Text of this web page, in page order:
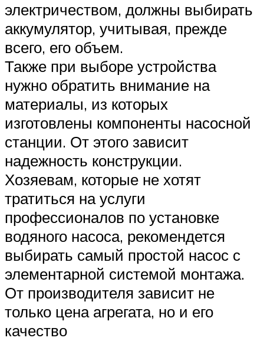
электричеством, должны выбирать
аккумулятор, учитывая, прежде
всего, его объем.
Также при выборе устройства
нужно обратить внимание на
материалы, из которых
изготовлены компоненты насосной
станции. От этого зависит
надежность конструкции.
Хозяевам, которые не хотят
тратиться на услуги
профессионалов по установке
водяного насоса, рекомендется
выбирать самый простой насос с
элементарной системой монтажа.
От производителя зависит не
только цена агрегата, но и его
качество